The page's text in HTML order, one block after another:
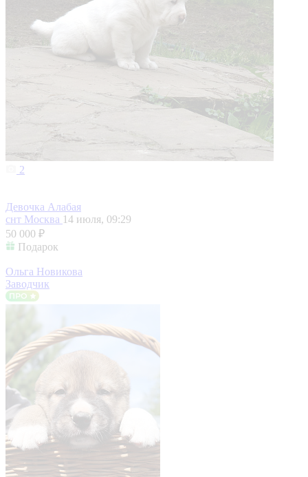
2
Девочка Алабая
снт Москва 14 июля, 09:29
50 000 ₽
Подарок
Ольга Новикова
Заводчик